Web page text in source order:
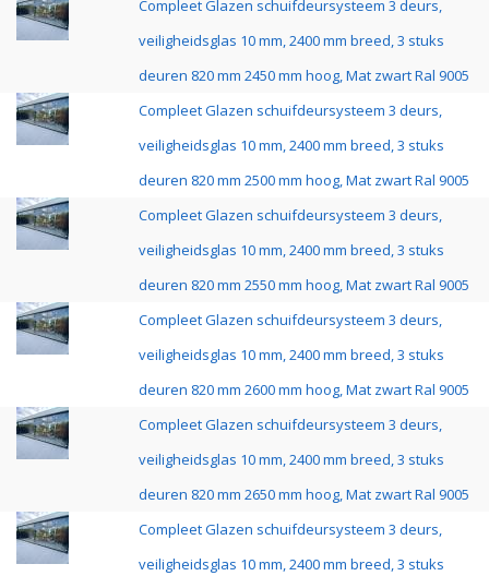
Compleet Glazen schuifdeursysteem 3 deurs,
veiligheidsglas 10 mm, 2400 mm breed, 3 stuks
deuren 820 mm 2450 mm hoog, Mat zwart Ral 9005
Compleet Glazen schuifdeursysteem 3 deurs,
veiligheidsglas 10 mm, 2400 mm breed, 3 stuks
deuren 820 mm 2500 mm hoog, Mat zwart Ral 9005
Compleet Glazen schuifdeursysteem 3 deurs,
veiligheidsglas 10 mm, 2400 mm breed, 3 stuks
deuren 820 mm 2550 mm hoog, Mat zwart Ral 9005
Compleet Glazen schuifdeursysteem 3 deurs,
veiligheidsglas 10 mm, 2400 mm breed, 3 stuks
deuren 820 mm 2600 mm hoog, Mat zwart Ral 9005
Compleet Glazen schuifdeursysteem 3 deurs,
veiligheidsglas 10 mm, 2400 mm breed, 3 stuks
deuren 820 mm 2650 mm hoog, Mat zwart Ral 9005
Compleet Glazen schuifdeursysteem 3 deurs,
veiligheidsglas 10 mm, 2400 mm breed, 3 stuks